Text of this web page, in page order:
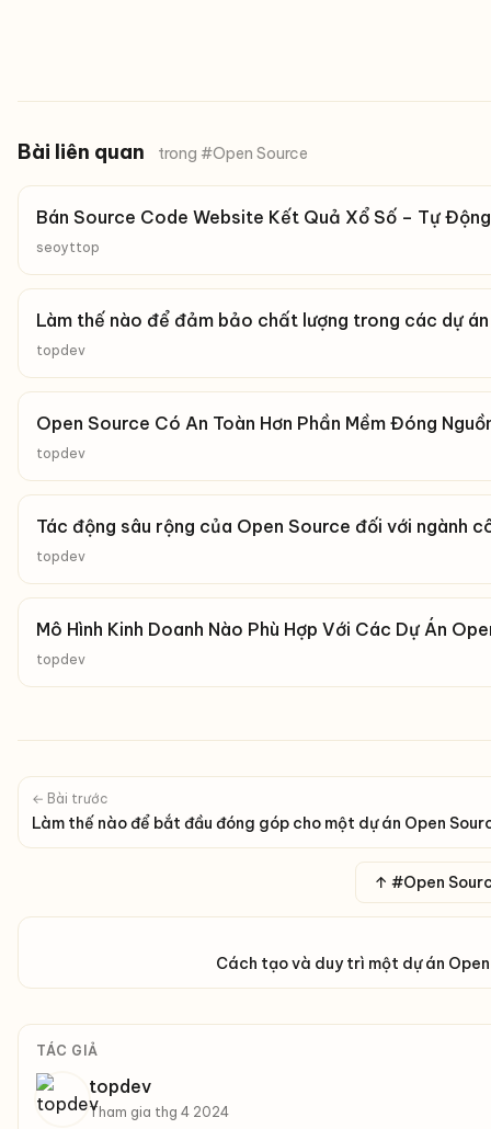
Bài liên quan trong #Open Source
Bán Source Code Website Kết Quả Xổ Số – Tự
seoyttop
Làm thế nào để đảm bảo chất lượng trong các dự
topdev
Open Source Có An Toàn Hơn Phần Mềm Đóng
topdev
Tác động sâu rộng của Open Source đối với ngành
topdev
Mô Hình Kinh Doanh Nào Phù Hợp Với Các Dự Án
topdev
← Bài trước
Làm thế nào để bắt đầu đóng góp cho một dự án Open
↑ #Open
Cách tạo và duy trì một dự án
TÁC GIẢ
topdev
Tham gia thg 4 2024